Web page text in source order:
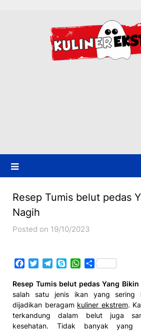
Resep Tumis belut pedas
Nagih
Posted on 19/10/2023
Facebook
TwitterTelegram
SkypeWhatsApp
Share
Resep Tumis belut pedas Yang Bikin
salah satu jenis ikan yang sering
dijadikan beragam kuliner ekstrem.
terkandung dalam belut juga
kesehatan. Tidak banyak